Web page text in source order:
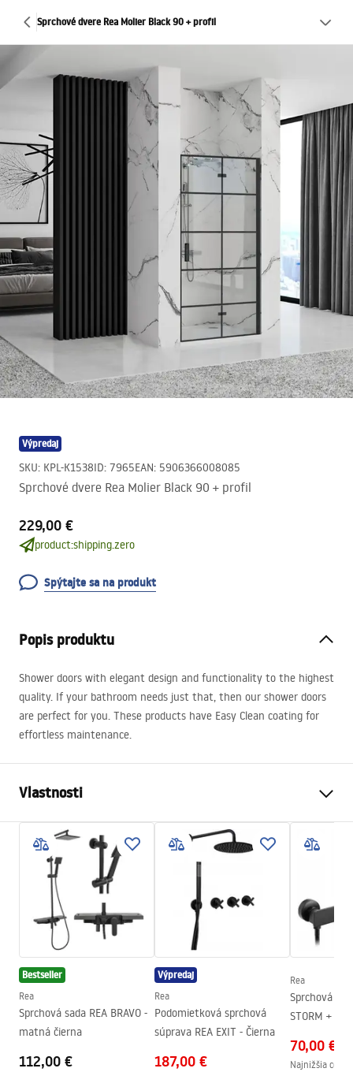
Sprchové dvere Rea Molier Black 90 + profil
Výpredaj
SKU: KPL-K1538ID: 7965EAN: 5906366008085
Sprchové dvere Rea Molier Black 90 + profil
229,00 €
product:shipping.zero
Spýtajte sa na produkt
Popis produktu
Shower doors with elegant design and functionality to the highest
quality. If your bathroom needs just that, then our shower doors
are perfect for you. These products have Easy Clean coating for
effortless maintenance.
Vlastnosti
Spôsob, ako otvoriť dvere
Skladací
Veľkosť dverí
Hrúbka skla
Výška sprchových dverí
190 cm
Profilový materiál
Hliník
Materiál rukoväte
Mosadz
Poťah Easy Clean
Áno, na oboch stranách
Dokončovacie profily
čierna
Úprava profilov
800-820, 900-920, 1000-1020
Bestseller
Rea
Sprchová sada REA BRAVO -
matná čierna
112,00 €
Výpredaj
Rea
Podomietková sprchová
súprava REA EXIT - Čierna
187,00 €
Rea
Sprchová
STORM +
70,00 €
Najnižšia cena